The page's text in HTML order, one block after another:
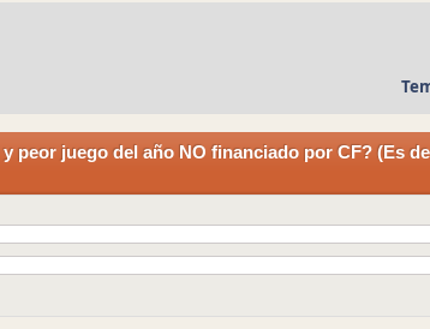
peor juego del año NO financiado por CF? (Es